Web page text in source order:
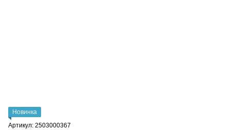
Новинка
Артикул: 2503000367